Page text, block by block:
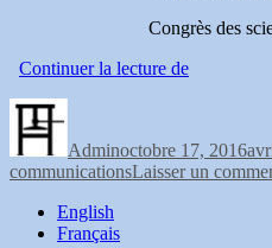
Congrès des
Continuer la lecture de« Appel
Rencontre
annuelle
Adminoctobre 17, 2016
communicationsLaisser un
English
Français